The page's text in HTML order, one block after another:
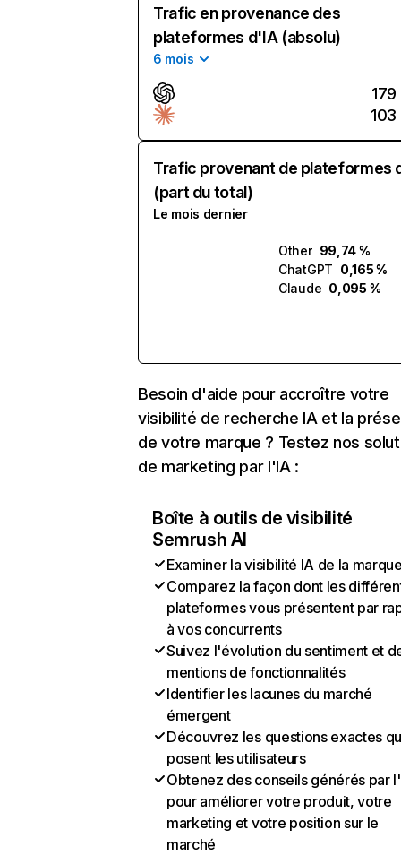
Trafic en provenance des
plateformes d'IA (absolu)
6 mois
179
103
Trafic provenant de plateformes
(part du total)
Le mois dernier
Other 99,74 %
ChatGPT 0,165 %
Claude 0,095 %
Besoin d'aide pour accroître votre
visibilité de recherche IA et la
de votre marque ? Testez nos
de marketing par l'IA :
Boîte à outils de visibilité
Semrush AI
Examiner la visibilité IA de la
Comparez la façon dont les
plateformes vous présentent par
à vos concurrents
Suivez l'évolution du sentiment et
mentions de fonctionnalités
Identifier les lacunes du marché
émergent
Découvrez les questions exactes
posent les utilisateurs
Obtenez des conseils générés par
pour améliorer votre produit, votre
marketing et votre position sur le
marché